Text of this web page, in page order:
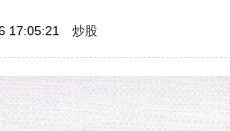
17:05:21 炒股